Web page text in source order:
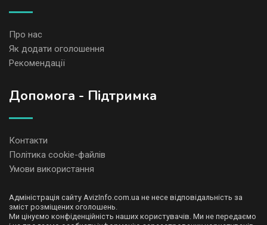
Про нас
Як додати оголошення
Рекомендації
Допомога - Підтримка
Контакти
Політика cookie-файлів
Умови використання
Адміністрація сайту AvizInfo.com.ua не несе відповідальність за
зміст розміщених оголошень.
Ми цінуємо конфіденційність наших користувачів. Ми не передаємо